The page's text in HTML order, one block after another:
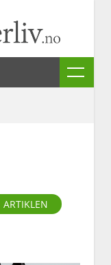
ARTIKLEN